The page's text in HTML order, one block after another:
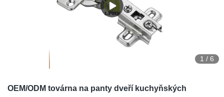
1 / 6
OEM/ODM továrna na panty dveří kuchyňských